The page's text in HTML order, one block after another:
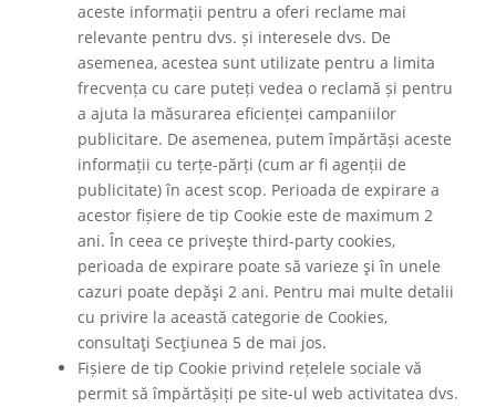
aceste informații pentru a oferi reclame mai
relevante pentru dvs. și interesele dvs. De
asemenea, acestea sunt utilizate pentru a limita
frecvența cu care puteți vedea o reclamă și pentru
a ajuta la măsurarea eficienței campaniilor
publicitare. De asemenea, putem împărtăși aceste
informații cu terțe-părți (cum ar fi agenții de
publicitate) în acest scop. Perioada de expirare a
acestor fișiere de tip Cookie este de maximum 2
ani. În ceea ce priveşte third-party cookies,
perioada de expirare poate să varieze şi în unele
cazuri poate depăşi 2 ani. Pentru mai multe detalii
cu privire la această categorie de Cookies,
consultaţi Secţiunea 5 de mai jos.
Fișiere de tip Cookie privind rețelele sociale vă
permit să împărtășiți pe site-ul web activitatea dvs.